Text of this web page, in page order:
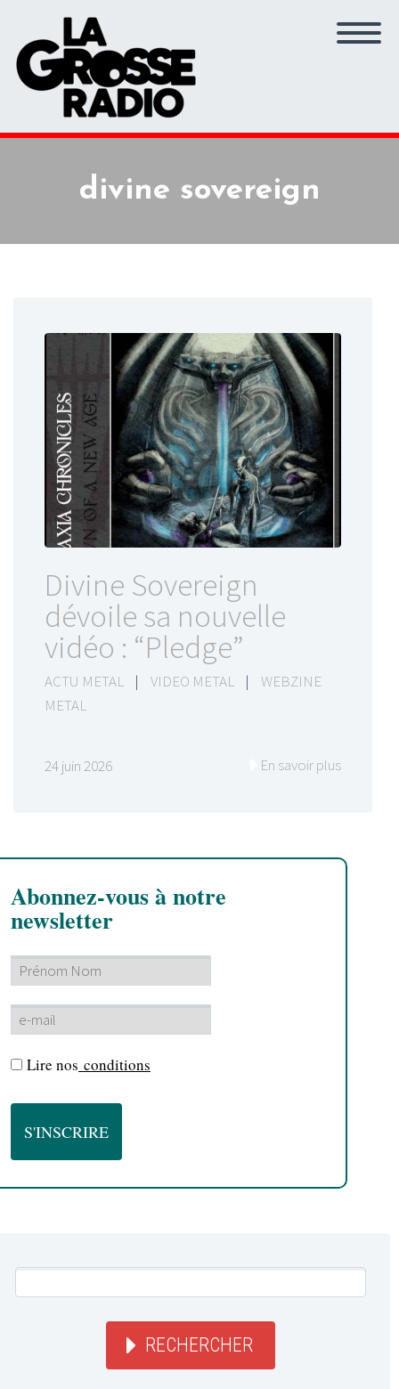
divine sovereign
Divine Sovereign
dévoile sa nouvelle
vidéo : “Pledge”
ACTU METAL | VIDEO METAL |
WEBZINE
METAL
24 juin 2026 En savoir plus
Abonnez-vous à notre
newsletter
Lire nos conditions
RECHERCHER